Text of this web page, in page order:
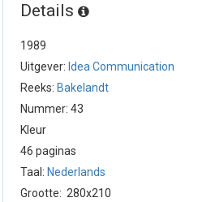
Details
1989
Uitgever: Idea Communication
Reeks: Bakelandt
Nummer: 43
Kleur
46 paginas
Taal: Nederlands
Grootte: 280x210